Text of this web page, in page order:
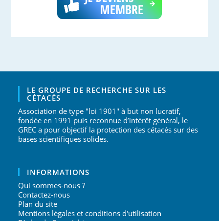
LE GROUPE DE RECHERCHE SUR LES
CÉTACÉS
Association de type "loi 1901" à but non lucratif,
fondée en 1991 puis reconnue d’intérêt général, le
GREC a pour objectif la protection des cétacés sur des
bases scientifiques solides.
INFORMATIONS
Qui sommes-nous ?
Contactez-nous
Plan du site
Mentions légales et conditions d'utilisation